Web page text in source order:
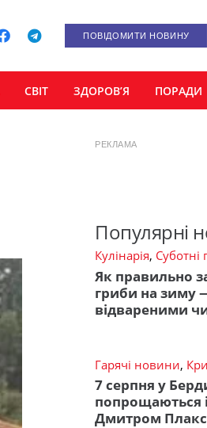
ПОВІДОМИТИ НОВИНУ
СВІТ ЗДОРОВ’Я ПОРАДИ
РЕКЛАМА
Популярні
Кулінарія, Суботні
Як правильно
гриби на зиму
відвареними
Гарячі новини,
7 серпня у
попрощаються
Дмитром